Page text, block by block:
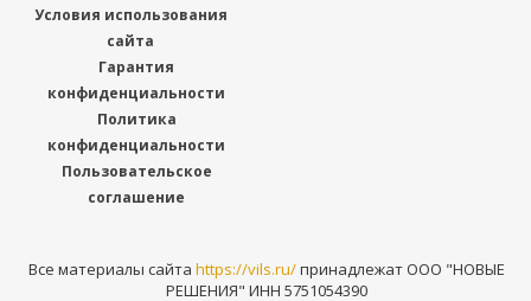
Условия использования
сайта
Гарантия
конфиденциальности
Политика
конфиденциальности
Пользовательское
соглашение
Все материалы сайта https://vils.ru/принадлежат ООО "НОВЫЕ
РЕШЕНИЯ" ИНН 5751054390